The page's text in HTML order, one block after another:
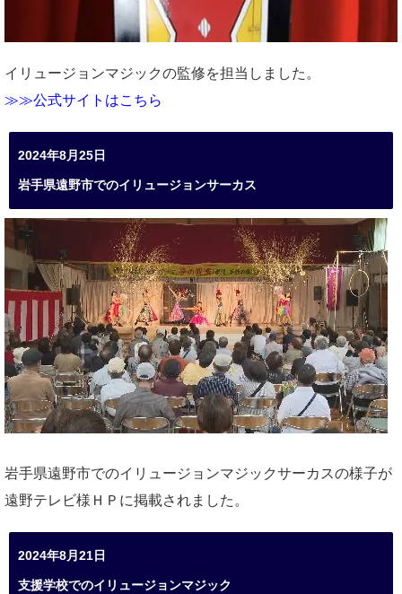
イリュージョンマジックの監修を担当しました。
≫≫公式サイトはこちら
2024年8月25日
岩手県遠野市でのイリュージョンサーカス
岩手県遠野市でのイリュージョンマジックサーカスの様子が
遠野テレビ様ＨＰに掲載されました。
2024年8月21日
支援学校でのイリュージョンマジック